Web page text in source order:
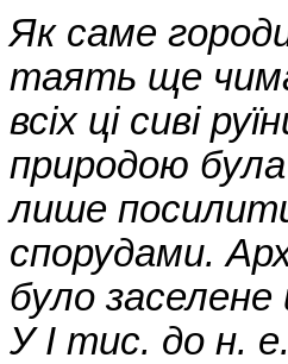
Як саме
таять ще
всіх ці сиві
природою
лише
спорудами.
було
У I тис. до н.